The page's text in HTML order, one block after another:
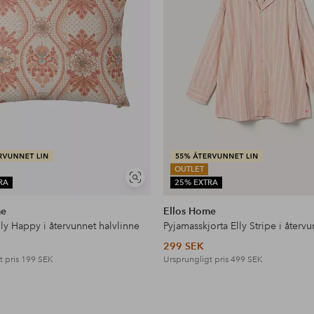
Visa
Happy i återvunnet halvlinne
pris 199 SEK
OUTLET
25% EXTRA
Ellos Home
299 SEK
Ursprungligt pris499 SEK